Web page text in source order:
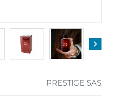

PRESTIGE SAS